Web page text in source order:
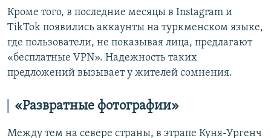
Кроме того, в последние месяцы в Instagram и
TikTok появились аккаунты на туркменском языке,
где пользователи, не показывая лица, предлагают
«бесплатные VPN». Надежность таких
предложений вызывает у жителей сомнения.
«Развратные фотографии»
Между тем на севере страны, в этрапе Куня-Ургенч